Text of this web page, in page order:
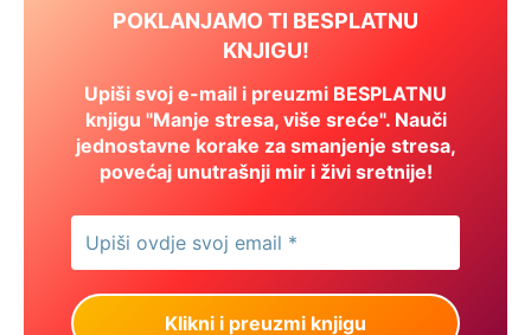
POKLANJAMO TI BESPLATNU
KNJIGU!
Upiši svoj e-mail i preuzmi BESPLATNU
knjigu "Manje stresa, više sreće". Nauči
jednostavne korake za smanjenje stresa,
povećaj unutrašnji mir i živi sretnije!